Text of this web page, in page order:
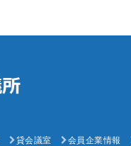
貸会議室 会員企業情報